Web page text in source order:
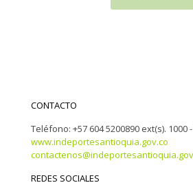
CONTACTO
Teléfono: +57 604 5200890 ext(s). 1000 -
www.indeportesantioquia.gov.co
REDES SOCIALES